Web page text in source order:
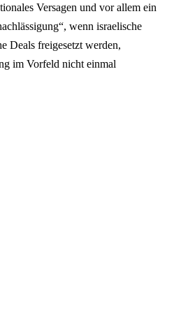
Versagen und vor allem ein
wenn israelische
Deals freigesetzt werden,
im Vorfeld nicht einmal